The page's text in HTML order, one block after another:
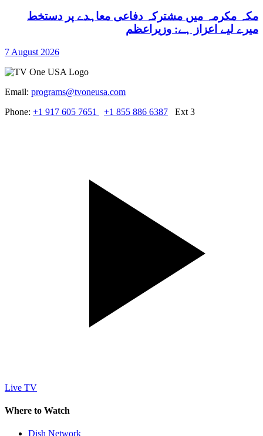
مکہ مکرمہ میں مشترکہ دفاعی معاہدے پر دستخط
میرے لیے اعزاز ہے: وزیراعظم
7 August 2026
Email: programs@tvoneusa.com
Phone: +1 917 605 7651 +1 855 886 6387 Ext 3
Live TV
Where to Watch
Dish Network